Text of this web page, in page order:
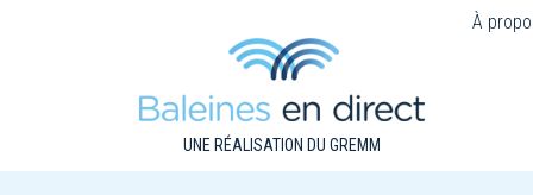
À
UNE RÉALISATION DU GREMM